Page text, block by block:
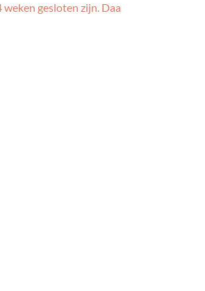
weken gesloten zijn. Daa